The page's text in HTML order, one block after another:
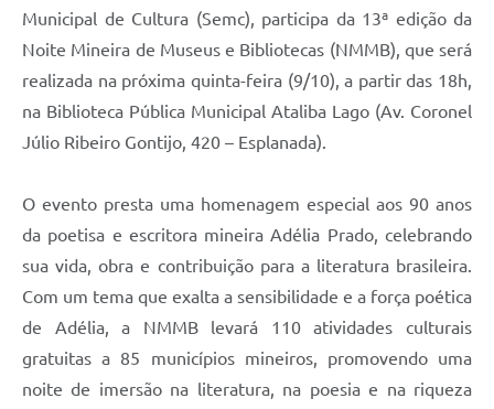
Municipal de Cultura (Semc), participa da 13ª edição da
Noite Mineira de Museus e Bibliotecas (NMMB), que será
realizada na próxima quinta-feira (9/10), a partir das 18h,
na Biblioteca Pública Municipal Ataliba Lago (Av. Coronel
Júlio Ribeiro Gontijo, 420 – Esplanada).
O evento presta uma homenagem especial aos 90 anos
da poetisa e escritora mineira Adélia Prado, celebrando
sua vida, obra e contribuição para a literatura brasileira.
Com um tema que exalta a sensibilidade e a força poética
de Adélia, a NMMB levará 110 atividades culturais
gratuitas a 85 municípios mineiros, promovendo uma
noite de imersão na literatura, na poesia e na riqueza